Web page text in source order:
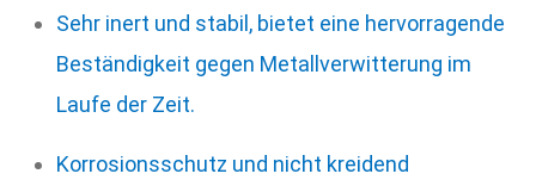
Sehr inert und stabil, bietet eine hervorragende
Beständigkeit gegen Metallverwitterung im
Laufe der Zeit.
Korrosionsschutz und nicht kreidend